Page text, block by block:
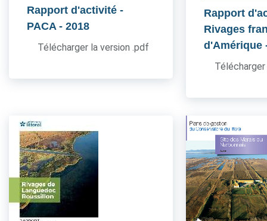
Rapport d'activité -
PACA - 2018
Télécharger la version .pdf
Rapport
Rivages
d'Amérique